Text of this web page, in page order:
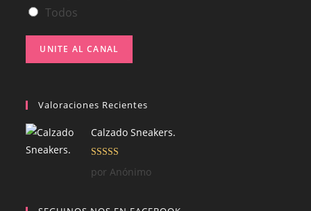
Todos
UNITE AL CANAL
Valoraciones Recientes
Calzado Sneakers.
Valorado con
5
por Anónimo